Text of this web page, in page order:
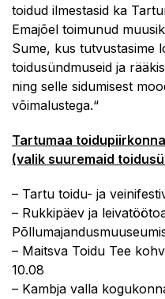
toidud ilmestasid ka
Emajõel toimunud
Sume, kus tutvustasime
toidusündmuseid ja
ning selle sidumisest
võimalustega.“
Tartumaa
(valik suuremaid
– Tartu toidu- ja
– Rukkipäev ja
– Maitsva Toidu Tee
10.08
– Kambja valla